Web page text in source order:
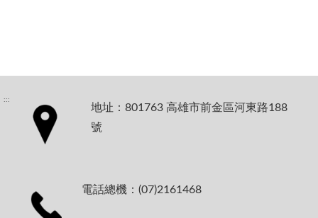
:::
地址：801763 高雄市前金區河東路188
號
電話總機：(07)2161468